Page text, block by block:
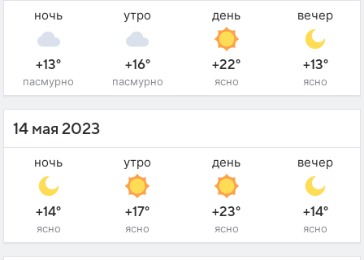
ночь
+13°
пасмурно
утро
+16°
пасмурно
день
+22°
ясно
вечер
+13°
ясно
14 мая 2023
ночь
+14°
ясно
утро
+17°
ясно
день
+23°
ясно
вечер
+14°
ясно